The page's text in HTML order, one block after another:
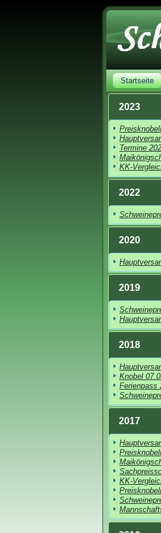
Startseite
2023
Termine
KK-
2022
2020
2019
2018
Knobel
Ferienpass
2017
KK-